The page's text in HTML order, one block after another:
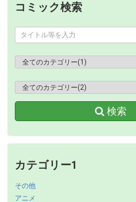
コミック検索
検索
カテゴリー1
その他
アニメ